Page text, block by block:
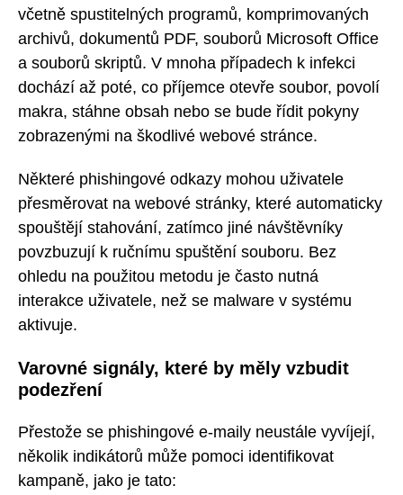
včetně spustitelných programů, komprimovaných
archivů, dokumentů PDF, souborů Microsoft Office
a souborů skriptů. V mnoha případech k infekci
dochází až poté, co příjemce otevře soubor, povolí
makra, stáhne obsah nebo se bude řídit pokyny
zobrazenými na škodlivé webové stránce.
Některé phishingové odkazy mohou uživatele
přesměrovat na webové stránky, které automaticky
spouštějí stahování, zatímco jiné návštěvníky
povzbuzují k ručnímu spuštění souboru. Bez
ohledu na použitou metodu je často nutná
interakce uživatele, než se malware v systému
aktivuje.
Varovné signály, které by měly vzbudit
podezření
Přestože se phishingové e-maily neustále vyvíjejí,
několik indikátorů může pomoci identifikovat
kampaně, jako je tato: